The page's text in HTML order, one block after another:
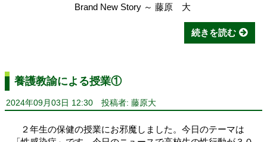
Brand New Story ～ 藤原 大
続きを読む
養護教諭による授業①
2024年09月03日 12:30 投稿者: 藤原大
２年生の保健の授業にお邪魔しました。今日のテーマは